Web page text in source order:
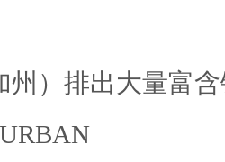
州）排出大量富